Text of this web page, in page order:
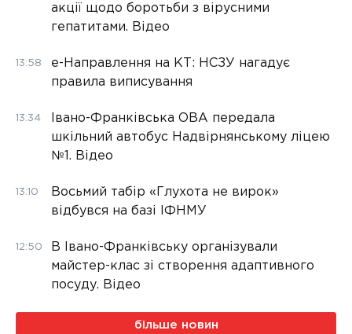
акції щодо боротьби з вірусними
гепатитами. Відео
13:58
е-Направлення на КТ: НСЗУ нагадує
правила виписування
13:34
Івано-Франківська ОВА передала
шкільний автобус Надвірнянському ліцею
№1. Відео
13:10
Восьмий табір «Глухота не вирок»
відбувся на базі ІФНМУ
12:50
В Івано-Франківську організували
майстер-клас зі створення адаптивного
посуду. Відео
більше новин